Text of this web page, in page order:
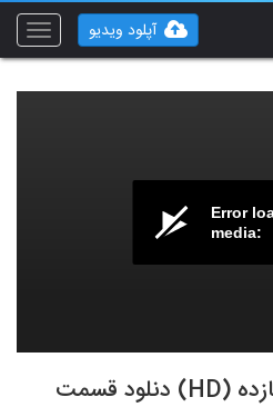
Toggle
آپلود ویدیو
Error
media:
سریال ممنوعه قسمت یازده (HD) دنلود قسمت